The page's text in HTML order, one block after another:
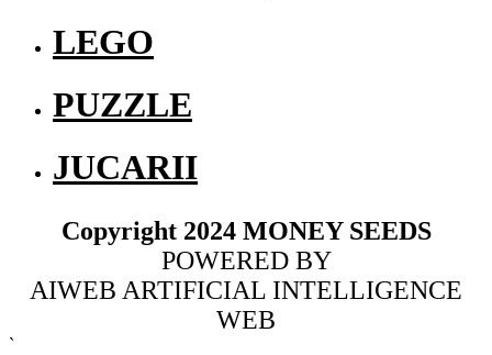
LEGO
PUZZLE
JUCARII
Copyright 2024 MONEY SEEDS
POWERED BY
AIWEB ARTIFICIAL INTELLIGENCE
WEB
`